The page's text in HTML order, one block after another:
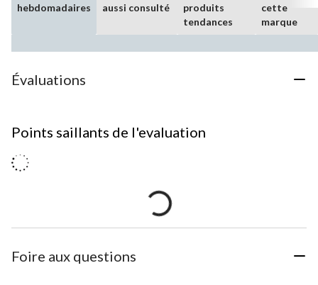
hebdomadaires
aussi consulté
produits
tendances
cette
marque
Évaluations
Points saillants de l'evaluation
Foire aux questions